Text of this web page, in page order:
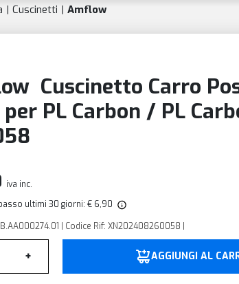
Cuscinetto Carro
per PL Carbon / PL
iva inc.
ultimi 30 giorni: € 6,90
| Codice Rif: XN202408260058 |
+ AGGIUNGI AL
Cuscinetti Amflow